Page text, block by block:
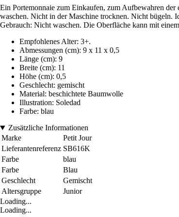
Ein Portemonnaie zum Einkaufen, zum Aufbewahren
waschen. Nicht in der Maschine trocknen. Nicht bügeln.
Gebrauch: Nicht waschen. Die Oberfläche kann mit
Empfohlenes Alter: 3+.
Abmessungen (cm): 9 x 11 x 0,5
Länge (cm): 9
Breite (cm): 11
Höhe (cm): 0,5
Geschlecht: gemischt
Material: beschichtete Baumwolle
Illustration: Soledad
Farbe: blau
Zusätzliche Informationen
Marke
Petit Jour
Lieferantenreferenz SB616K
Farbe
blau
Farbe
Blau
Geschlecht
Gemischt
Altersgruppe
Junior
Loading...
Loading...